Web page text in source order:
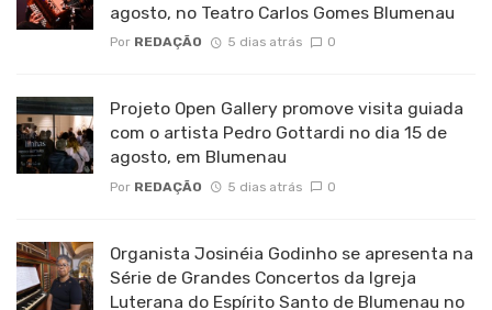
agosto, no Teatro Carlos Gomes Blumenau
Por REDAÇÃO 5 dias atrás 0
Projeto Open Gallery promove visita guiada
com o artista Pedro Gottardi no dia 15 de
agosto, em Blumenau
Por REDAÇÃO 5 dias atrás 0
Organista Josinéia Godinho se apresenta na
Série de Grandes Concertos da Igreja
Luterana do Espírito Santo de Blumenau no